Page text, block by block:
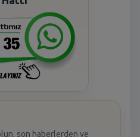
son haberlerden ve